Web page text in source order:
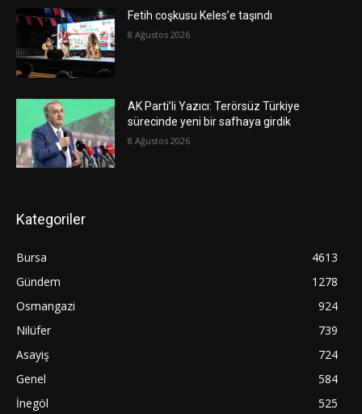
Fetih coşkusu Keles’e taşındı
8 Ağustos 2026
AK Parti’li Yazıcı: Terörsüz Türkiye
sürecinde yeni bir safhaya girdik
8 Ağustos 2026
Kategoriler
Bursa
4613
Gündem
1278
Osmangazi
924
Nilüfer
739
Asayiş
724
Genel
584
İnegöl
525